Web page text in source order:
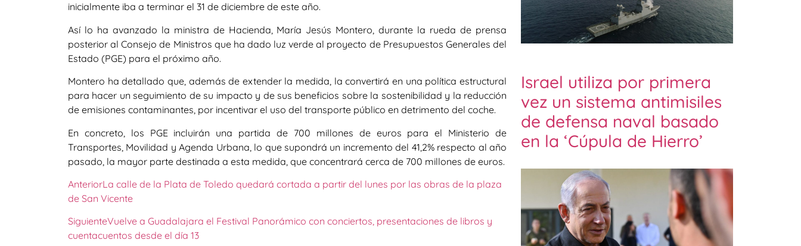
inicialmente iba a terminar el 31 de diciembre de este año.
Así lo ha avanzado la ministra de Hacienda, María Jesús Montero, durante la rueda de prensa
posterior al Consejo de Ministros que ha dado luz verde al proyecto de Presupuestos Generales del
Estado (PGE) para el próximo año.
Montero ha detallado que, además de extender la medida, la convertirá en una política estructural
para hacer un seguimiento de su impacto y de sus beneficios sobre la sostenibilidad y la reducción
de emisiones contaminantes, por incentivar el uso del transporte público en detrimento del coche.
En concreto, los PGE incluirán una partida de 700 millones de euros para el Ministerio de
Transportes, Movilidad y Agenda Urbana, lo que supondrá un incremento del 41,2% respecto al año
pasado, la mayor parte destinada a esta medida, que concentrará cerca de 700 millones de euros.
AnteriorLa calle de la Plata de Toledo quedará cortada a partir del lunes por las obras de la plaza
de San Vicente
SiguienteVuelve a Guadalajara el Festival Panorámico con conciertos, presentaciones de libros y
cuentacuentos desde el día 13
Israel utiliza por primera
vez un sistema antimisiles
de defensa naval basado
en la ‘Cúpula de Hierro’